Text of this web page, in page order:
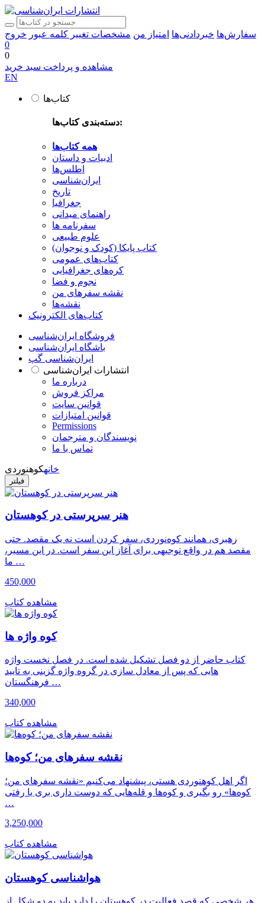
سفارش‌ها خبردادنی‌ها امتیاز من مشخصات تغییر کلمه عبور خروج
0
0
مشاهده و پرداخت سبد خرید
EN
کتاب‌ها
دسته‌بندی کتاب‌ها:
همه کتاب‌ها
ادبیات و داستان
اطلس‌ها
ایران‌شناسی
تاریخ
جغرافیا
راهنمای میدانی
سفرنامه‌ ها
علوم طبیعی
کتاب‌ پایکا (کودک و نوجوان)
کتاب‌های عمومی
کره‌های جغرافیایی
نجوم و فضا
نقشه سفرهای من
نقشه‌ها
کتاب‌های الکترونیک
فروشگاه ایران‌شناسی
باشگاه ایران‌شناسی
ایران‌شناسی گپ
انتشارات ایران‌شناسی
درباره ما
مراکز فروش
قوانین سایت
قوانین امتیازات
Permissions
نویسندگان و مترجمان
تماس با ما
خانهکوهنوردی
فیلتر
هنر سرپرستی در کوهستان
رهبری، همانند کوه‌نوردی، سفر کردن است نه یک مقصد. حتی
مقصد هم در واقع توجیهی برای آغاز این سفر است. در این مسیر،
ما …
450,000
مشاهده کتاب
کوه واژه ها
کتاب حاضر از دو فصل تشکیل شده است. در فصل نخست واژه
هایی که پس از معادل سازی در گروه واژه گزینی به تایید
فرهنگستان …
340,000
مشاهده کتاب
نقشه سفرهای من؛ کوه‌ها
اگر اهل کوهنوردی هستی، پیشنهاد می‌کنیم «نقشه سفرهای من؛
کوه‌ها» رو بگیری و کوه‌ها و قله‌هایی که دوست داری بری یا رفتی
…
3,250,000
مشاهده کتاب
هواشناسی کوهستان